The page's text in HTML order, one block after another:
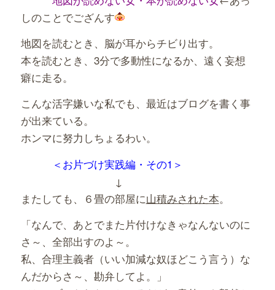
しのことでござんす
地図を読むとき、脳が耳からチビり出す。
本を読むとき、3分で多動性になるか、遠く妄想
癖に走る。
こんな活字嫌いな私でも、最近はブログを書く事
が出来ている。
ホンマに努力しちょるわい。
＜お片づけ実践編・その1＞
↓
またしても、６畳の部屋に山積みされた本。
「なんで、あとでまた片付けなきゃなんないのに
さ～、全部出すのよ～。
私、合理主義者（いい加減な奴ほどこう言う）な
んだからさ～、勘弁してよ。」